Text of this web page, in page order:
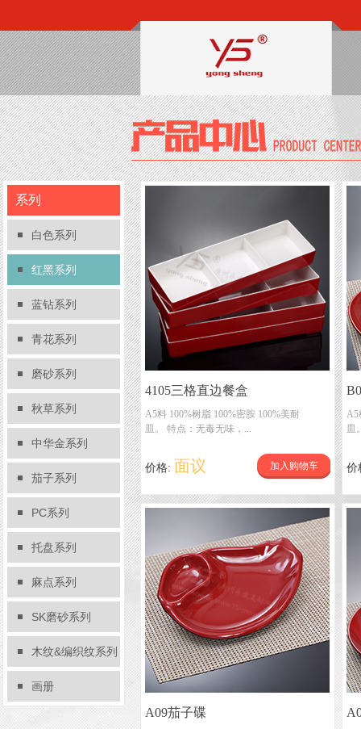
系列
白色系列
红黑系列
蓝钻系列
青花系列
磨砂系列
秋草系列
中华金系列
茄子系列
PC系列
托盘系列
麻点系列
SK磨砂系列
木纹&编织纹系列
画册
4105三格直边餐盒
A5料 100%树脂 100%密胺 100%美耐
皿。 特点：无毒无味，...
价格: 面议 加入购物车
A5
皿
A09茄子碟